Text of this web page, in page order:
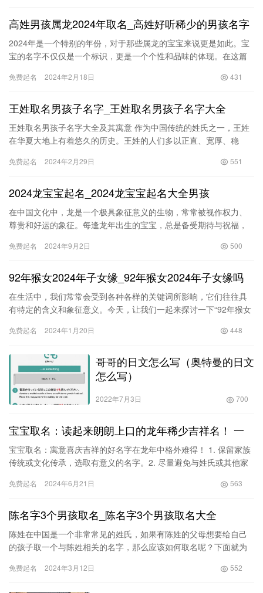
高姓男孩属龙2024年取名_高姓好听稀少的男孩名字
2024年是一个特别的年份，对于那些属龙的宝宝来说更是如此。宝
宝的名字不仅仅是一个标识，更是一个个性和品味的体现。在这篇
字，…
免费起名 2024年2月18日 431
王姓取名男孩子名字_王姓取名男孩子名字大全
王姓取名男孩子名字大全及其寓意 作为中国传统的姓氏之一，王姓
在华夏大地上有着悠久的历史。王姓的人们多以正直、宽厚、稳
传承了…
免费起名 2024年2月29日 551
2024龙宝宝起名_2024龙宝宝起名大全男孩
在中国文化中，龙是一个极具象征意义的生物，常常被视作权力、
尊贵和好运的象征。每逢龙年出生的宝宝，总是备受期待与祝福，
年，…
免费起名 2024年9月2日 500
92年猴女2024年子女缘_92年猴女2024年子女缘吗
在生活中，我们常常会受到各种各样的关键词所影响，它们往往具
有特定的含义和象征意义。今天，让我们一起来探讨一下“92年猴女
免费起名 2024年1月20日 448
哥哥的日文怎么写（奥特曼的日文
怎么写）
2022年7月3日 700
宝宝取名：读起来朗朗上口的龙年稀少吉祥名！ 一
宝宝取名：寓意喜庆吉祥的好名字在龙年中格外难得！ 1. 保留家族
传统或文化传承，选取有意义的名字。2. 尽量避免与姓氏或其他家
免费起名 2024年6月21日 563
陈名字3个男孩取名_陈名字3个男孩取名大全
陈姓在中国是一个非常常见的姓氏，如果有陈姓的父母想要给自己
的孩子取一个与陈姓相关的名字，那么应该如何取名呢？下面就为
陈…
免费起名 2024年3月12日 552